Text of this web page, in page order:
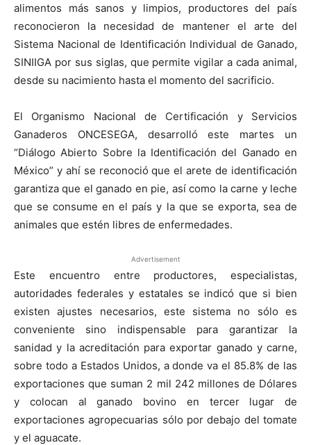
alimentos más sanos y limpios, productores del país
reconocieron la necesidad de mantener el arte del
Sistema Nacional de Identificación Individual de Ganado,
SINIIGA por sus siglas, que permite vigilar a cada animal,
desde su nacimiento hasta el momento del sacrificio.
El Organismo Nacional de Certificación y Servicios
Ganaderos ONCESEGA, desarrolló este martes un
“Diálogo Abierto Sobre la Identificación del Ganado en
México” y ahí se reconoció que el arete de identificación
garantiza que el ganado en pie, así como la carne y leche
que se consume en el país y la que se exporta, sea de
animales que estén libres de enfermedades.
Advertisement
Este encuentro entre productores, especialistas,
autoridades federales y estatales se indicó que si bien
existen ajustes necesarios, este sistema no sólo es
conveniente sino indispensable para garantizar la
sanidad y la acreditación para exportar ganado y carne,
sobre todo a Estados Unidos, a donde va el 85.8% de las
exportaciones que suman 2 mil 242 millones de Dólares
y colocan al ganado bovino en tercer lugar de
exportaciones agropecuarias sólo por debajo del tomate
y el aguacate.